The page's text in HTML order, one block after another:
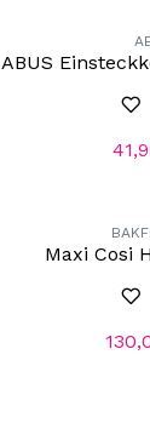
ABUS
Maxi Cosi